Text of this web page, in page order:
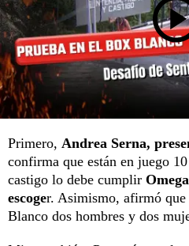
Primero, Andrea Serna,
confirma que están en juego
castigo lo debe cumplir
escoger. Asimismo, afirmó
Blanco dos hombres y dos